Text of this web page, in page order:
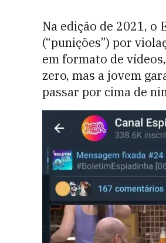
Na edição de 2021, o
(“punições”) por
em formato de
zero, mas a jovem
passar por cima de